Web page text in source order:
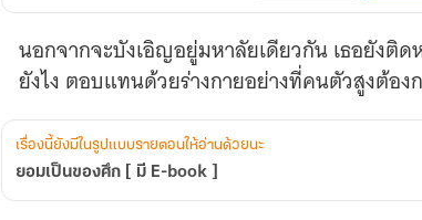
นอกจากจะบังเอิญอยู่มหาลัยเดียวกัน เธอยังติ
ยังไง ตอบแทนด้วยร่างกายอย่างที่คนตัวสูงต้อง
เรื่องนี้ยังมีในรูปแบบรายตอนให้อ่านด้วยนะ
ยอมเป็นของศึก [ มี E-book ]